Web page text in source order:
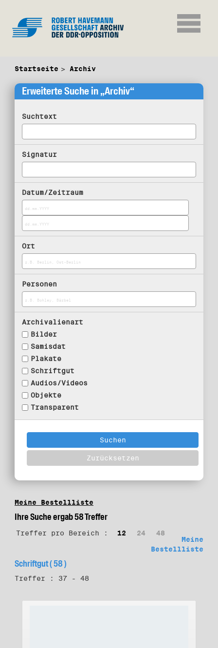
Startseite Archiv
Erweiterte Suche in „Archiv“
Suchtext
Signatur
Datum/Zeitraum
Ort
Personen
Archivalienart
Bilder
Samisdat
Plakate
Schriftgut
Audios/Videos
Objekte
Transparent
Meine Bestellliste
Ihre Suche ergab 58 Treffer
Treffer pro Bereich : 12 24
48
Meine
Bestellliste
Schriftgut ( 58 )
Treffer : 37 - 48